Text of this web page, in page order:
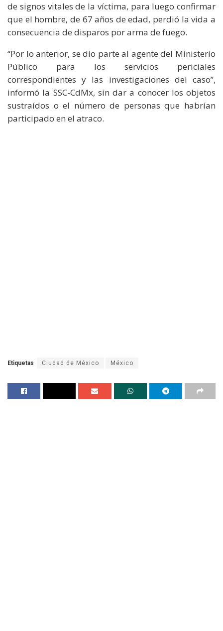
de signos vitales de la víctima, para luego confirmar
que el hombre, de 67 años de edad, perdió la vida a
consecuencia de disparos por arma de fuego.
“Por lo anterior, se dio parte al agente del Ministerio
Público para los servicios periciales
correspondientes y las investigaciones del caso”,
informó la SSC-CdMx, sin dar a conocer los objetos
sustraídos o el número de personas que habrían
participado en el atraco.
Etiquetas Ciudad de México México